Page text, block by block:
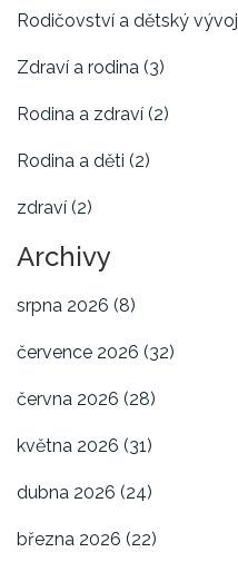
Rodičovství a dětský vývoj
Zdraví a rodina (3)
Rodina a zdraví (2)
Rodina a děti (2)
zdraví (2)
Archivy
srpna 2026 (8)
července 2026 (32)
června 2026 (28)
května 2026 (31)
dubna 2026 (24)
března 2026 (22)